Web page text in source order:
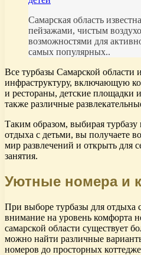
Самарская область
пейзажами, чистым
возможностями для
самых популярных..
Все турбазы Самарской
инфраструктуру, включающую
и рестораны, детские площадки
также различные
Таким образом, выбирая турбазу
отдыха с детьми, вы получаете
мир развлечений и открыть для
занятия.
Уютные номера и
При выборе турбазы для отдыха
внимание на уровень комфорта
самарской области существует
можно найти различные
номеров до просторных